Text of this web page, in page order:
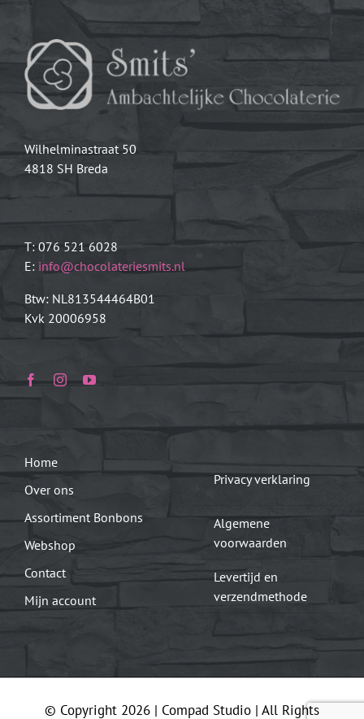
Wilhelminastraat 50
4818 SH Breda
T: 076 521 6028
E: info@chocolateriesmits.nl
Btw: NL813544464B01
Kvk 20006958
Home
Over ons
Assortiment Bonbons
Webshop
Contact
Mijn account
Privacy verklaring
Algemene
voorwaarden
Levertijd en
verzendmethode
© Copyright 2026 | Compad Studio | All Rights